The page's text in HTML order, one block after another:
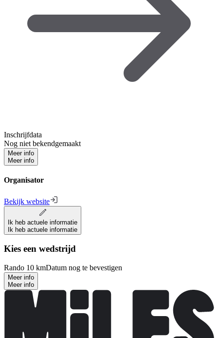
Inschrijfdata
Nog niet bekendgemaakt
Meer info
Meer info
Organisator
Bekijk website
Ik heb actuele informatie
Ik heb actuele informatie
Kies een wedstrijd
Rando 10 kmDatum nog te bevestigen
Meer info
Meer info